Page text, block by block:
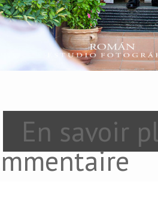
En savoir